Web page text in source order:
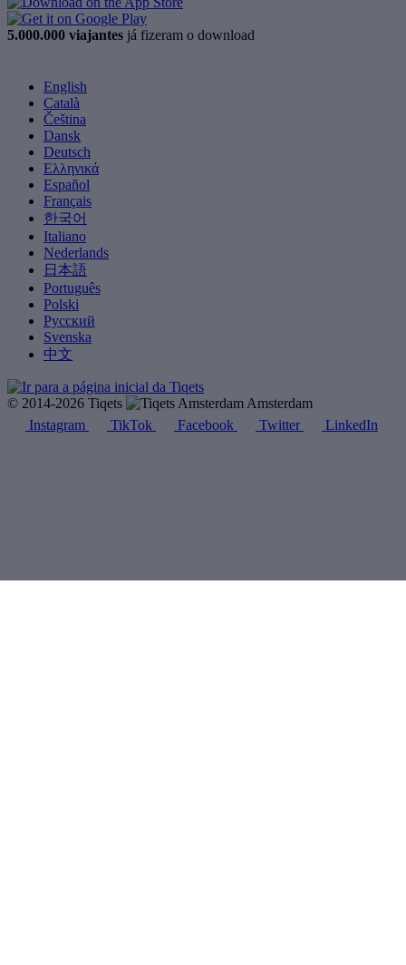
5.000.000 viajantes já fizeram o download
English
Català
Čeština
Dansk
Deutsch
Ελληνικά
Español
Français
한국어
Italiano
Nederlands
日本語
Português
Polski
Русский
Svenska
中文
© 2014-2026 Tiqets
Amsterdam
Instagram
TikTok Facebook Twitter LinkedIn